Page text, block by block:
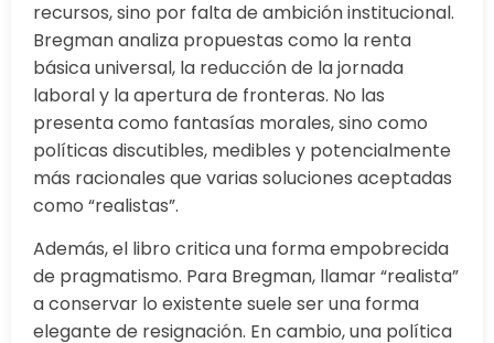
recursos, sino por falta de ambición institucional.
Bregman analiza propuestas como la renta
básica universal, la reducción de la jornada
laboral y la apertura de fronteras. No las
presenta como fantasías morales, sino como
políticas discutibles, medibles y potencialmente
más racionales que varias soluciones aceptadas
como “realistas”.
Además, el libro critica una forma empobrecida
de pragmatismo. Para Bregman, llamar “realista”
a conservar lo existente suele ser una forma
elegante de resignación. En cambio, una política